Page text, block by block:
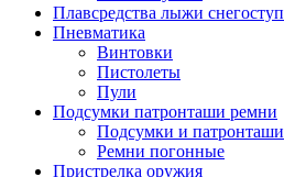
Плавсредства лыжи
Пневматика
Винтовки
Пистолеты
Пули
Подсумки патронташи ремни
Подсумки и патронташи
Ремни погонные
Пристрелка оружия